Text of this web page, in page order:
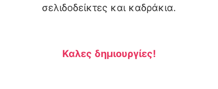
σελιδοδείκτες και καδράκια.
Καλες δημιουργίες!